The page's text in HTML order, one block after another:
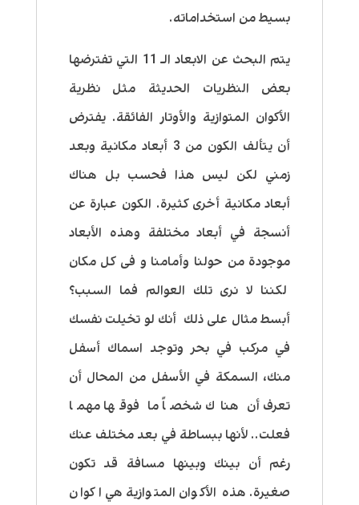
بسيط من استخداماته.
يتم البحث عن الابعاد الـ 11 التي تفترضها
بعض النظريات الحديثة مثل نظرية
الأكوان المتوازية والأوتار الفائقة.يفترض
أن يتألف الكون من 3 أبعاد مكانية وبعد
زمني لكن ليس هذا فحسب بل هناك
أبعاد مكانية أخرى كثيرة. الكون عبارة عن
أنسجة في أبعاد مختلفة وهذه الأبعاد
موجودة من حولنا وأمامنا و فى كل مكان
لكننا لا نرى تلك العوالم فما السبب؟
أبسط مثال على ذلك أنك لو تخيلت نفسك
في مركب في بحر وتوجد اسماك أسفل
منك، السمكة في الأسفل من المحال أن
تعرف أن هناك شخصاً ما فوقها مهما
فعلت.. لأنها ببساطة في بعد مختلف عنك
رغم أن بينك وبينها مسافة قد تكون
صغيرة. هذه الأكوان المتوازية هي اكوان